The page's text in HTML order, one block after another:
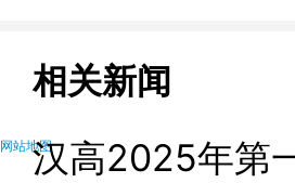
相关新闻
汉高2025年第
网站地图